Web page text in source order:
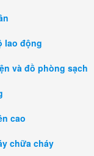
lao động
và đồ phòng sạch
cao
chữa cháy